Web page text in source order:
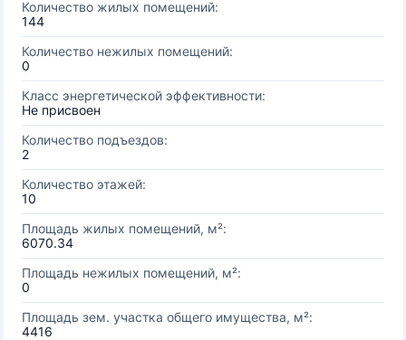
Количество жилых помещений:
144
Количество нежилых помещений:
0
Класс энергетической эффективности:
Не присвоен
Количество подъездов:
2
Количество этажей:
10
Площадь жилых помещений, м²:
6070.34
Площадь нежилых помещений, м²:
0
Площадь зем. участка общего имущества, м²:
4416